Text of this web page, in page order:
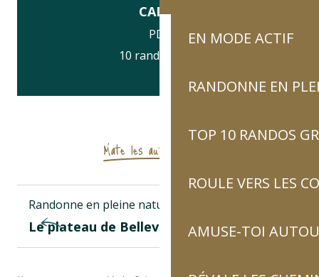
EN MODE ACTIF
RANDONNE EN
TOP 10 RANDOS
ROULE VERS LES
AMUSE-TOI
CARTE
PDF
10 randos d’été
Mate les autres randos
Randonne en pleine nature
Le plateau de Bellevue